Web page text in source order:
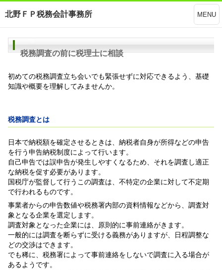
北野ＦＰ税務会計事務所 MENU
税務調査の前に税理士に相談
初めての税務調査立ち会いでも緊張せずに対応できるよう、基礎
知識や概要を理解してみませんか。
税務調査とは
日本で納税額を確定させるときは、納税者自身が所得などの申告
を行う申告納税制度によって行います。
自己申告では誤申告が発生しやすくなるため、それを調査し適正
な納税を促す必要があります。
国税庁が監督して行うこの調査は、不特定の企業に対して不定期
で行われるものです。
事業者からの申告数値や税務署内部の資料情報などから、調査対
象となる企業を選定します。
調査対象となった企業には、原則的に事前連絡がきます。
一般的には調査を断らずに受ける義務がありますが、日程調整な
どの交渉はできます。
でも稀に、税務署によって事前連絡をしないで調査に入る場合が
あるようです。